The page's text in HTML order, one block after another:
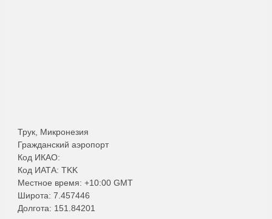
Трук, Микронезия
Гражданский аэропорт
Код ИКАО:
Код ИАТА: TKK
Местное время: +10:00 GMT
Широта: 7.457446
Долгота: 151.84201